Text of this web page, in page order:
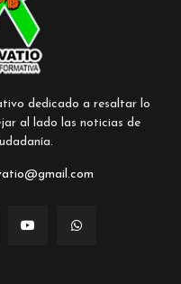
dedicado a resaltar lo
al lado las noticias de